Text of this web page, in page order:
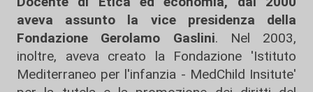
aveva assunto la vice presidenza della
Fondazione Gerolamo Gaslini. Nel 2003,
inoltre, aveva creato la Fondazione 'Istituto
Mediterraneo per l'infanzia - MedChild Insitute'